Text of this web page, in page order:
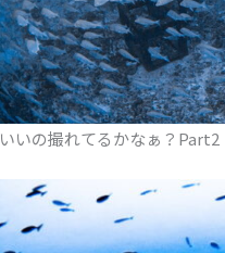
いいの撮れてるかなぁ？Part2